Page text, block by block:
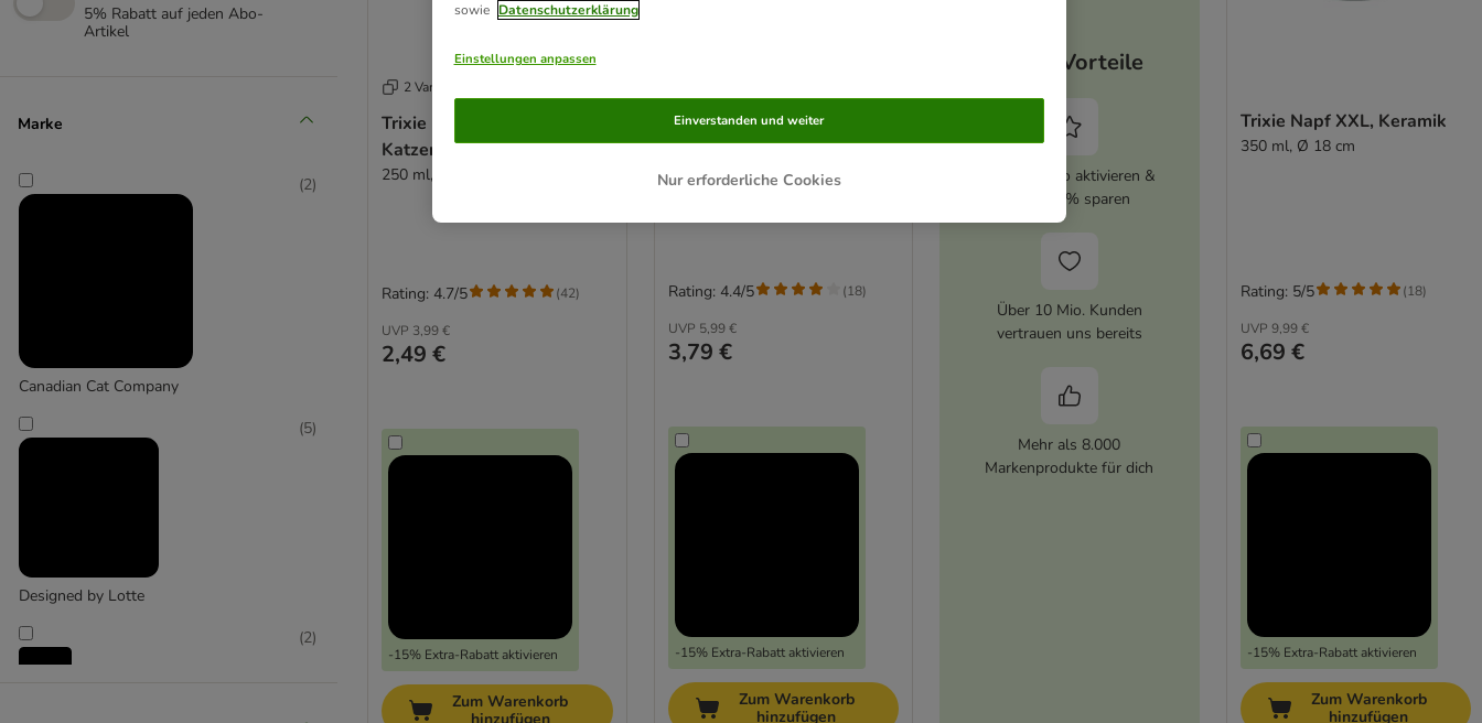
5% Rabatt auf jeden Abo-
Artikel
Marke
Canadian Cat Company
(2)
Designed by Lotte
(5)
(2)
2 Varianten
Trixie Keramiknapf mit
Katzenmotiv
250 ml, Ø 13 cm
UVP 3,99 €
2,49 €
-15% Extra-Rabatt aktivieren
Rating: 4.7/5 (42)
Zum Warenkorb
Trixie Keramikteller Katze
für kurznasige Rassen
200 ml, Ø 15 cm
UVP 5,99 €
3,79 €
-15% Extra-Rabatt aktivieren
Rating: 4.4/5 (18)
Zum Warenkorb
hinzufügen
Deine Vorteile
zooplus Abo aktivieren &
immer 5% sparen
Über 10 Mio. Kunden
vertrauen uns bereits
Mehr als 8.000
Markenprodukte für dich
Trixie Napf XXL, Keramik
350 ml, Ø 18 cm
UVP 9,99 €
6,69 €
-15% Extra-Rabatt aktivieren
Rating: 5/5 (18)
Zum Warenkorb
hinzufügen
sowie Datenschutzerklärung
Einstellungen anpassen
Nur erforderliche Cookies
Einverstanden und weiter